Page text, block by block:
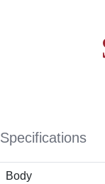
Specifications
Body